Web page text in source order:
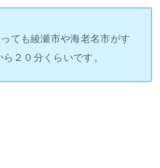
ても綾瀬市や海老名市がす
２０分くらいです。